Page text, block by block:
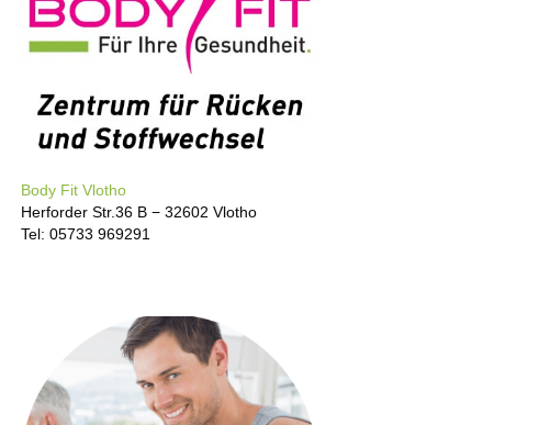
Body Fit Vlotho
Herforder Str.36 B − 32602 Vlotho
Tel: 05733 969291